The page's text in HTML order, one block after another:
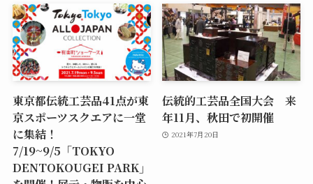
東京都伝統工芸品41点が東
京スポーツスクエアに一堂
に集結！
7/19~9/5「TOKYO
DENTOKOUGEI PARK」
伝統的工芸品全国大会 来
年11月、秋田で初開催
2021年7月20日